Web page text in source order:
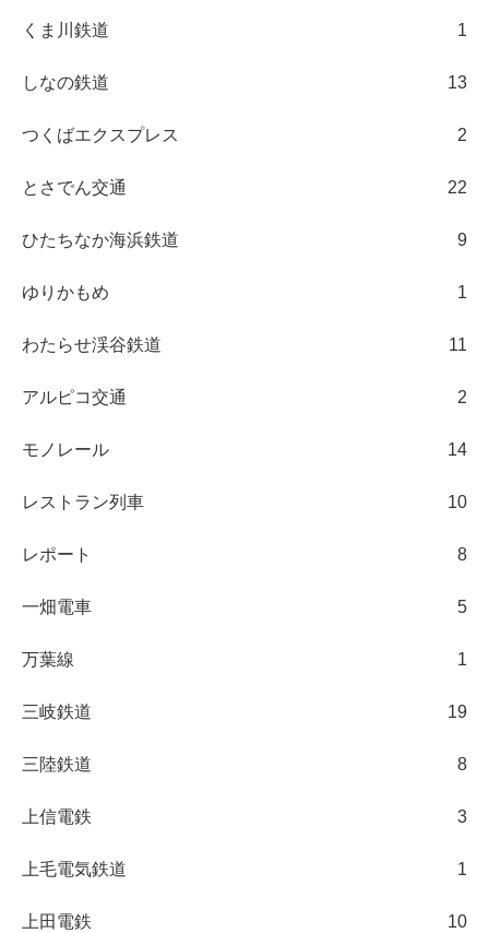
くま川鉄道 1
しなの鉄道 13
つくばエクスプレス 2
とさでん交通 22
ひたちなか海浜鉄道 9
ゆりかもめ 1
わたらせ渓谷鉄道 11
アルピコ交通 2
モノレール 14
レストラン列車 10
レポート 8
一畑電車 5
万葉線 1
三岐鉄道 19
三陸鉄道 8
上信電鉄 3
上毛電気鉄道 1
上田電鉄 10